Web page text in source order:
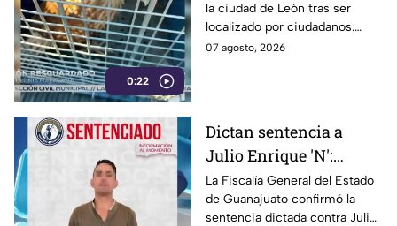
0:22
ciudad de León
la ciudad de León tras ser
localizado por ciudadanos.
Autoridades de Protección
07 agosto, 2026
Dictan sentencia a
Julio Enrique 'N':
Fiscalía de Guanajuato
confirma la condena
La Fiscalía General del Estado
de Guanajuato confirmó la
sentencia dictada contra Julio